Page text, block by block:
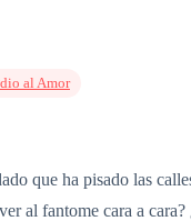
al Amor
que ha pisado las
al fantome cara a